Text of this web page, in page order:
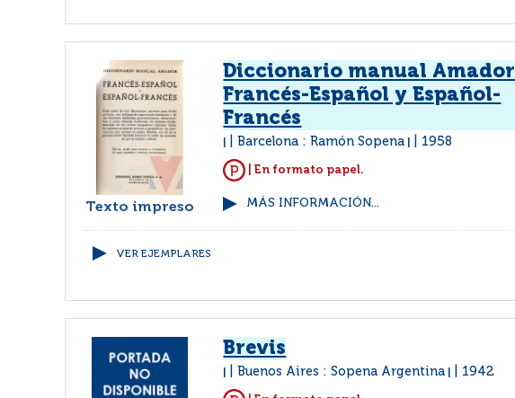
Texto impreso
Diccionario manual Amador
Francés-Español y Español-
Francés
Barcelona : Ramón Sopena 1958
| En formato papel.
MÁS INFORMACIÓN...
VER EJEMPLARES
Brevis
Buenos Aires : Sopena Argentina 1942